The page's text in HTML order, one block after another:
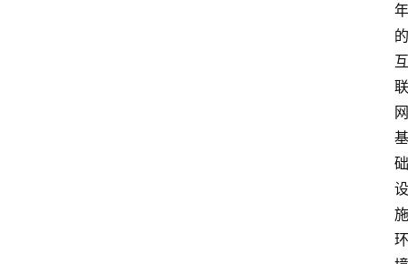
年
的
互
联
网
基
础
设
施
环